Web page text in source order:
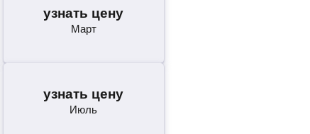
узнать цену
Март
узнать цену
Июль